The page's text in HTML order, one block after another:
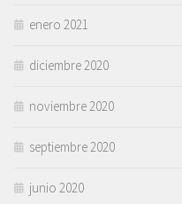
enero 2021
diciembre 2020
noviembre 2020
septiembre 2020
junio 2020